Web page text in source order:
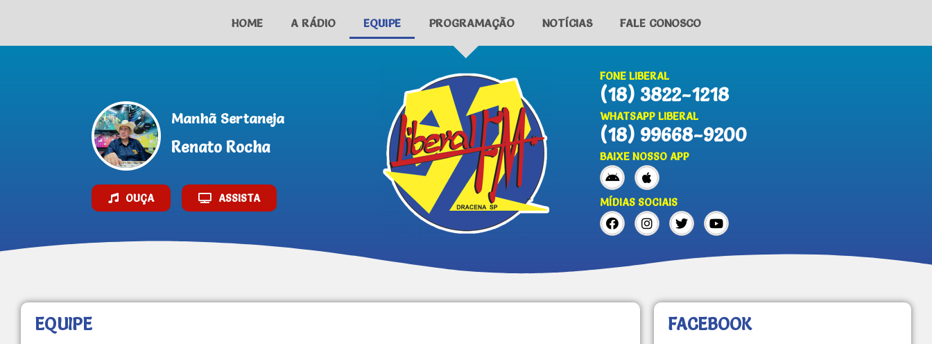
HOME A RÁDIO EQUIPE PROGRAMAÇÃO NOTÍCIAS FALE CONOSCO
Manhã Sertaneja
Renato Rocha
OUÇA ASSISTA
FONE LIBERAL
(18) 3822-1218
WHATSAPP LIBERAL
(18) 99668-9200
BAIXE NOSSO APP
MÍDIAS SOCIAIS
EQUIPE FACEBOOK